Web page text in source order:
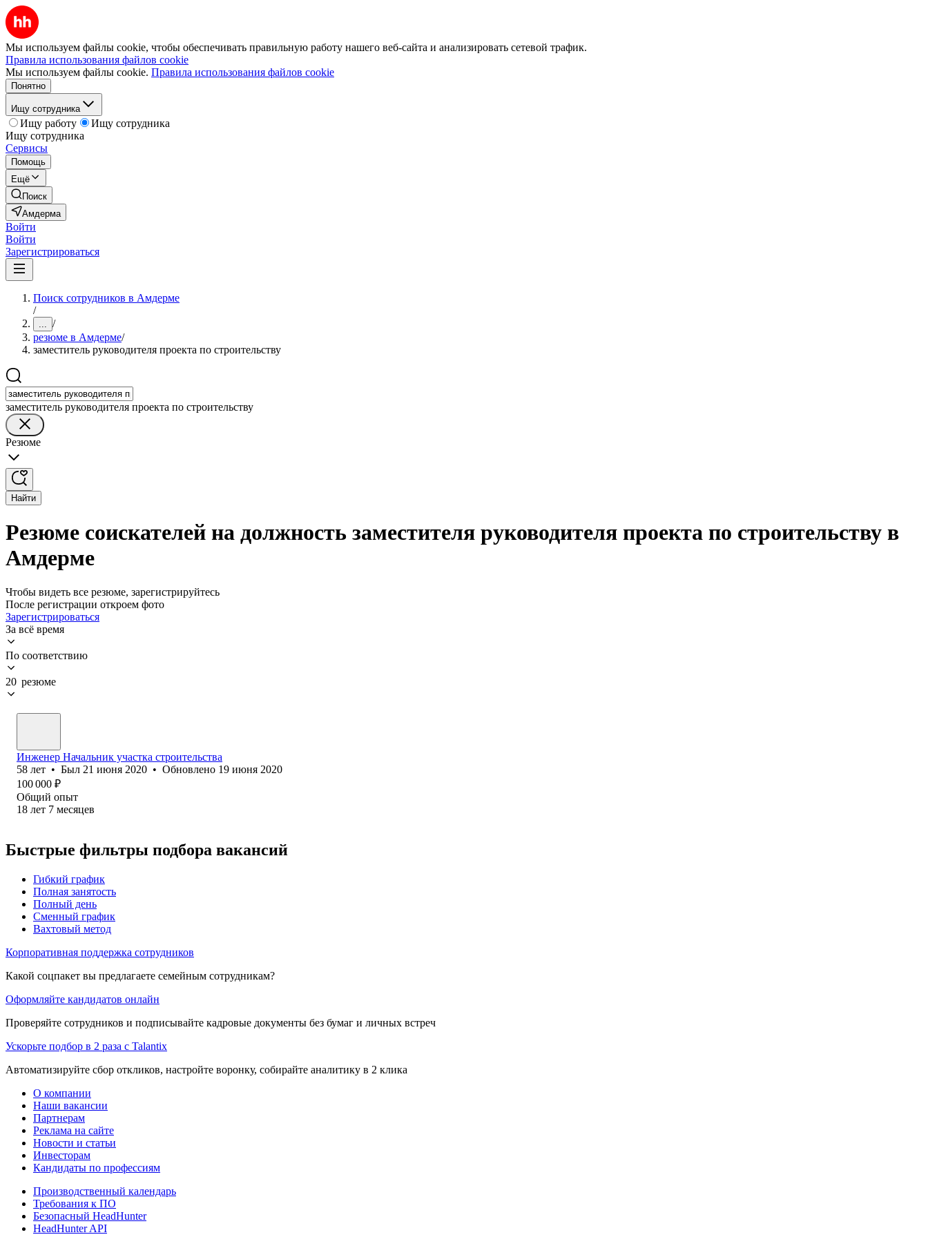
Мы используем файлы cookie, чтобы обеспечивать правильную работу нашего веб-сайта и анализировать сетевой трафик.
Правила использования файлов cookie
Мы используем файлы cookie. Правила использования файлов cookie
Понятно
Ищу сотрудника
Ищу работу
Ищу сотрудника
Ищу сотрудника
Сервисы
Помощь
Ещё
Поиск
Амдерма
Войти
Войти
Зарегистрироваться
Поиск сотрудников в Амдерме
/
... /
резюме в Амдерме/
заместитель руководителя проекта по строительству
заместитель руководителя проекта по строительству
Резюме
Найти
Резюме соискателей на должность заместителя руководителя проекта по строительству в
Амдерме
Чтобы видеть все резюме, зарегистрируйтесь
После регистрации откроем фото
Зарегистрироваться
За всё время
По соответствию
20 резюме
Инженер Начальник участка строительства
58 лет • Был 21 июня 2020 • Обновлено 19 июня 2020
100 000 ₽
Общий опыт
18 лет 7 месяцев
Быстрые фильтры подбора вакансий
Гибкий график
Полная занятость
Полный день
Сменный график
Вахтовый метод
Корпоративная поддержка сотрудников
Какой соцпакет вы предлагаете семейным сотрудникам?
Оформляйте кандидатов онлайн
Проверяйте сотрудников и подписывайте кадровые документы без бумаг и личных встреч
Ускорьте подбор в 2 раза с Talantix
Автоматизируйте сбор откликов, настройте воронку, собирайте аналитику в 2 клика
О компании
Наши вакансии
Партнерам
Реклама на сайте
Новости и статьи
Инвесторам
Кандидаты по профессиям
Производственный календарь
Требования к ПО
Безопасный HeadHunter
HeadHunter API